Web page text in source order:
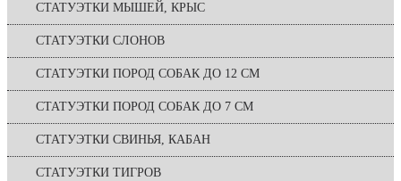
СТАТУЭТКИ МЫШЕЙ, КРЫС
СТАТУЭТКИ СЛОНОВ
СТАТУЭТКИ ПОРОД СОБАК ДО 12 СМ
СТАТУЭТКИ ПОРОД СОБАК ДО 7 СМ
СТАТУЭТКИ СВИНЬЯ, КАБАН
СТАТУЭТКИ ТИГРОВ